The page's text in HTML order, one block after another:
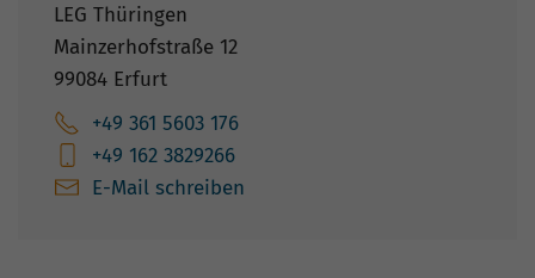
LEG Thüringen
Mainzerhofstraße 12
99084 Erfurt
+49 361 5603 176
+49 162 3829266
E-Mail schreiben